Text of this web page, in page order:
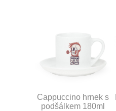
Cappuccino hrnek s
podšálkem 180ml